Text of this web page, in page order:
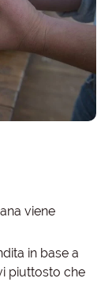
viene
in base a
piuttosto che